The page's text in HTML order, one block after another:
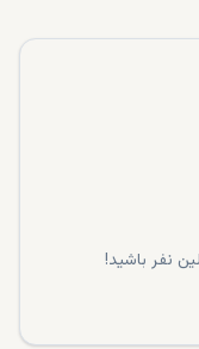
نفر باشید!